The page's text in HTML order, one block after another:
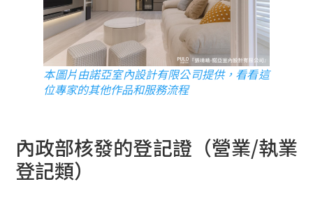
本圖片由諾亞室內設計有限公司提供，看看這
位專家的其他作品和服務流程
內政部核發的登記證（營業/執業
登記類）